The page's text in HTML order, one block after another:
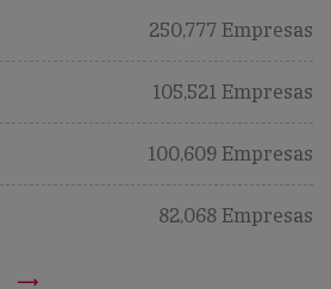
250,777 Empresas
105,521 Empresas
100,609 Empresas
82,068 Empresas